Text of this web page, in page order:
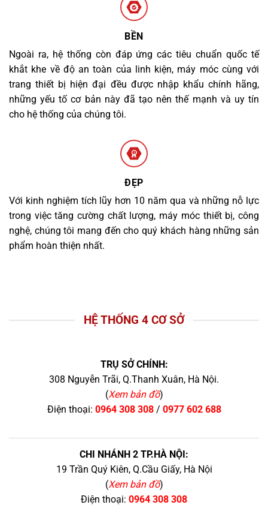
BỀN
Ngoài ra, hệ thống còn đáp ứng các tiêu chuẩn quốc tế
khắt khe về độ an toàn của linh kiện, máy móc cùng với
trang thiết bị hiện đại đều được nhập khẩu chính hãng,
những yếu tố cơ bản này đã tạo nên thế mạnh và uy tín
cho hệ thống của chúng tôi.
ĐẸP
Với kinh nghiệm tích lũy hơn 10 năm qua và những nỗ lực
trong việc tăng cường chất lượng, máy móc thiết bị, công
nghệ, chúng tôi mang đến cho quý khách hàng những sản
phẩm hoàn thiện nhất.
HỆ THỐNG 4 CƠ SỞ
TRỤ SỞ CHÍNH:
308 Nguyễn Trãi, Q.Thanh Xuân, Hà Nội.
(Xem bản đồ)
Điện thoại: 0964 308 308/ 0977 602 688
CHI NHÁNH 2 TP.HÀ NỘI:
19 Trần Quý Kiên, Q.Cầu Giấy, Hà Nội
(Xem bản đồ)
Điện thoại: 0964 308 308